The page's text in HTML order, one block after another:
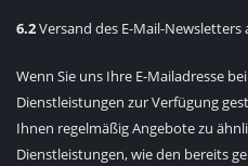
6.2Versand des E-Mail-
Wenn Sie uns Ihre E-Mailadresse
Dienstleistungen zur Verfügung
Ihnen regelmäßig Angebote zu
Dienstleistungen, wie den bereits